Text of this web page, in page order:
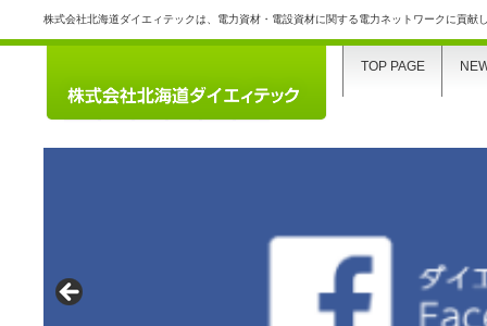
株式会社北海道ダイエィテックは、電力資材・電設資材に関する電力ネットワークに貢献
TOP PAGE